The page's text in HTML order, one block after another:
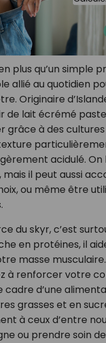
plus qu’un simple
allié au quotidien
Originaire
de lait écrémé
grâce à des cultures
acidulé.
il peut aussi
ou même être
du skyr, c’est
en protéines, il
masse
à renforcer votre
cadre d’une
grasses et en
à ceux d’entre
ou prendre soin